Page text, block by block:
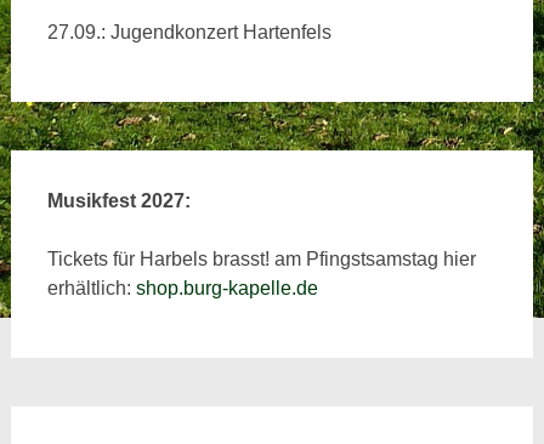
27.09.: Jugendkonzert Hartenfels
Musikfest 2027:
Tickets für Harbels brasst! am Pfingstsamstag hier
erhältlich: shop.burg-kapelle.de